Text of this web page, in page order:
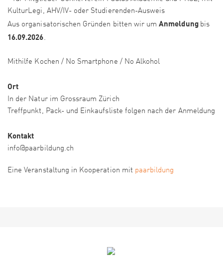
KulturLegi, AHV/IV- oder Studierenden-Ausweis
Aus organisatorischen Gründen bitten wir umAnmeldung bis
16.09.2026.
Mithilfe Kochen / No Smartphone / No Alkohol
Ort
In der Natur im Grossraum Zürich
Treffpunkt, Pack- und Einkaufsliste folgen nach der Anmeldung
Kontakt
info@paarbildung.ch
Eine Veranstaltung in Kooperation mit paarbildung